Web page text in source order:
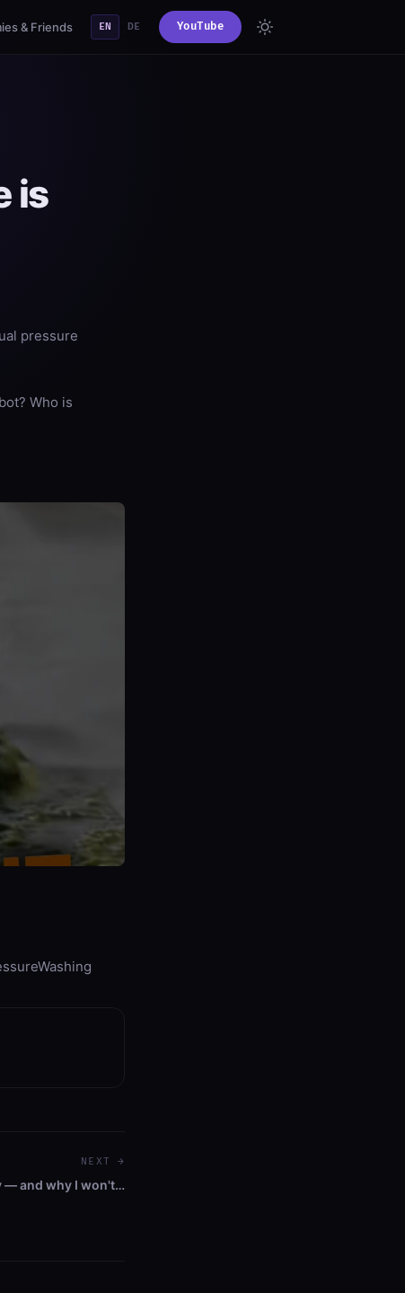
& Friends EN DE YouTube
is
pressure
Who is
NEXT →
— and why I won't…